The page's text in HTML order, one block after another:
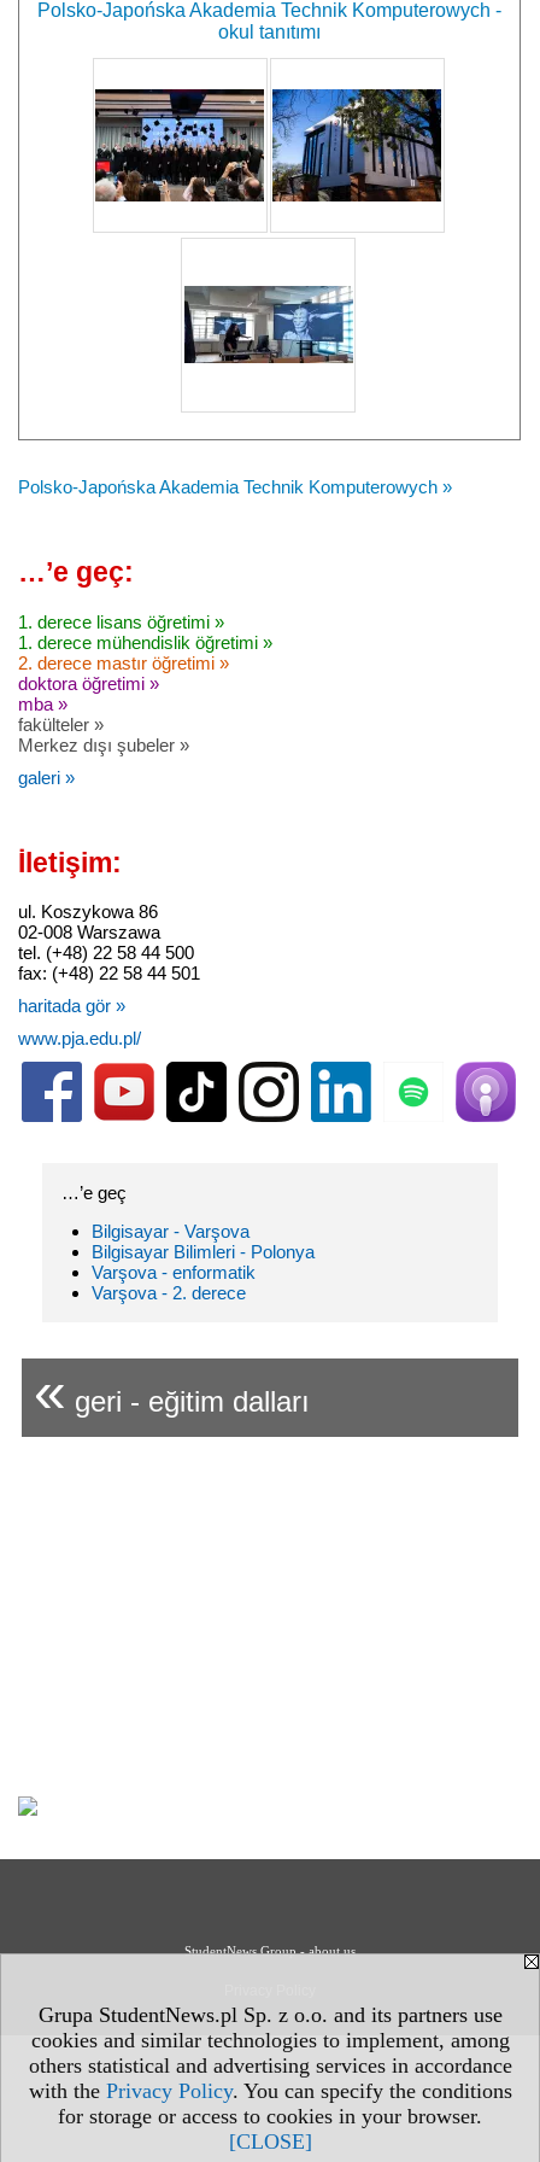
Grupa StudentNews.pl Sp. z o.o. and its partners use
cookies and similar technologies to implement, among
others statistical and advertising services in accordance
with the Privacy Policy. You can specify the conditions
for storage or access to cookies in your browser.
[CLOSE]
Polsko-Japońska Akademia Technik Komputerowych -
okul tanıtımı
Polsko-Japońska Akademia Technik Komputerowych »
…’e geç:
1. derece lisans öğretimi »
1. derece mühendislik öğretimi »
2. derece mastır öğretimi »
doktora öğretimi »
mba »
fakülteler »
Merkez dışı şubeler »
galeri »
İletişim:
ul. Koszykowa 86
02-008 Warszawa
tel. (+48) 22 58 44 500
fax: (+48) 22 58 44 501
haritada gör »
www.pja.edu.pl/
…’e geç
Bilgisayar - Varşova
Bilgisayar Bilimleri - Polonya
Varşova - enformatik
Varşova - 2. derece
« geri - eğitim dalları
StudentNews Group - about us